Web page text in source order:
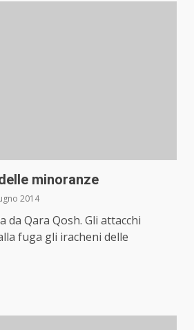
minoranze
2014
da Qara Qosh. Gli attacchi
fuga gli iracheni delle